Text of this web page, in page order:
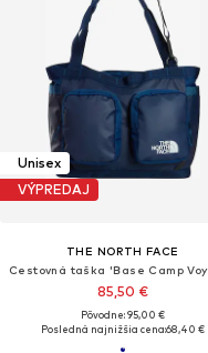
Unisex
VÝPREDAJ
THE NORTH FACE
85,50 €
Pôvodne: 95,00 €
Posledná najnižšia cena:68,40 €